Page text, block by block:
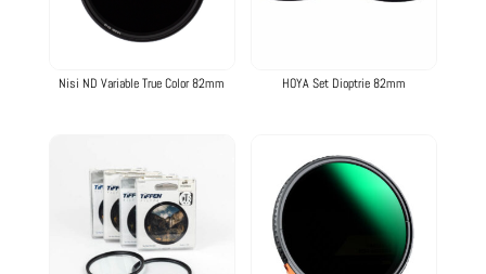
Nisi ND Variable True Color 82mm HOYA Set Dioptrie 82mm